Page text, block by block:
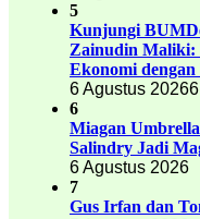
5
Kunjungi
Zainudin Maliki:
Ekonomi dengan
6 Agustus 2026
6
Miagan Umbrella
Salindry Jadi
6 Agustus 2026
7
Gus Irfan dan